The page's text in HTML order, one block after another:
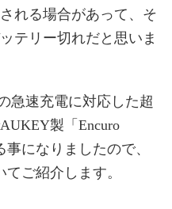
れる場合があって、そ
テリー切れだと思いま
急速充電に対応した超
製「Encuro
になりましたので、
ご紹介します。